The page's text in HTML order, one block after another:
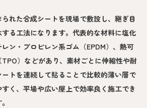
れた合成シートを現場で敷設し、継ぎ目
る工法になります。代表的な材料に塩化
ン・プロピレン系ゴム（EPDM）、熱可
）などがあり、素材ごとに伸縮性や耐
トを連続して貼ることで比較的薄い層で
く、平場や広い屋上で効率良く施工でき